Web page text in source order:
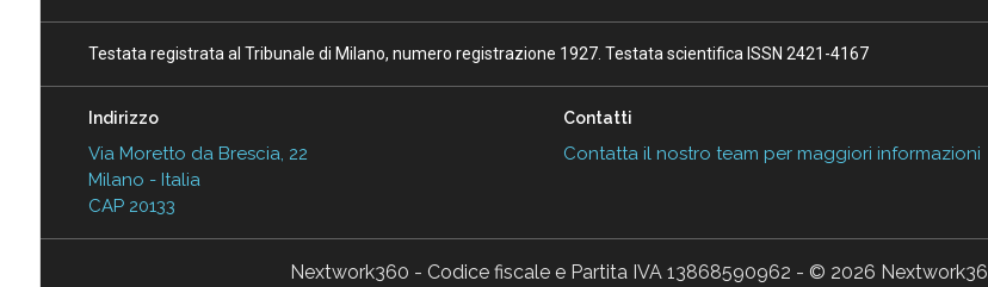
Testata registrata al Tribunale di Milano, numero registrazione 1927. Testata scientifica ISSN 2421-4167
Indirizzo
Via Moretto da Brescia, 22
Milano - Italia
CAP 20133
Contatti
Contatta il nostro team per maggiori informazioni
Nextwork360 - Codice fiscale e Partita IVA 13868590962 - © 2026